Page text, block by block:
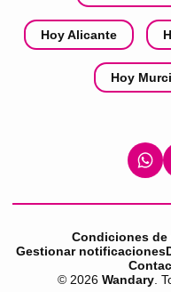
Hoy Alicante
Hoy
Condiciones de
Gestionar notificaciones
© 2026 Wandary.